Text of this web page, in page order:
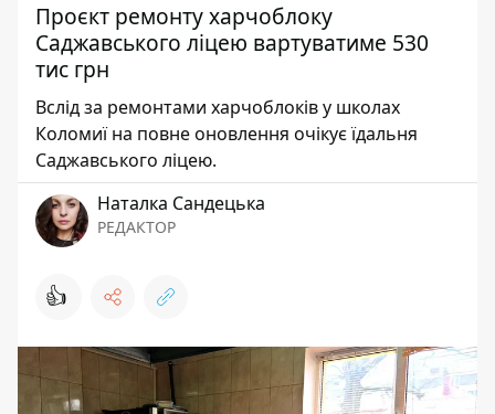
Проєкт ремонту харчоблоку
Саджавського ліцею вартуватиме 530
тис грн
Вслід за ремонтами харчоблоків у школах
Коломиї на повне оновлення очікує їдальня
Саджавського ліцею.
Наталка Сандецька
РЕДАКТОР
👍